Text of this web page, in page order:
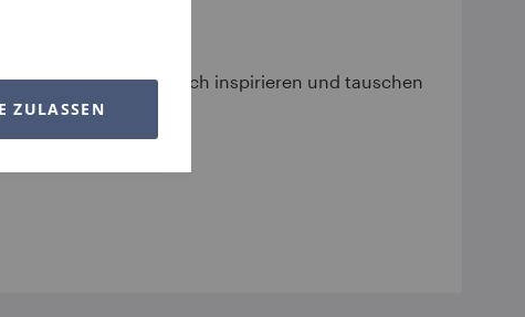
ZULASSEN
auf Sie.Lassen Sie sich inspirieren und tauschen